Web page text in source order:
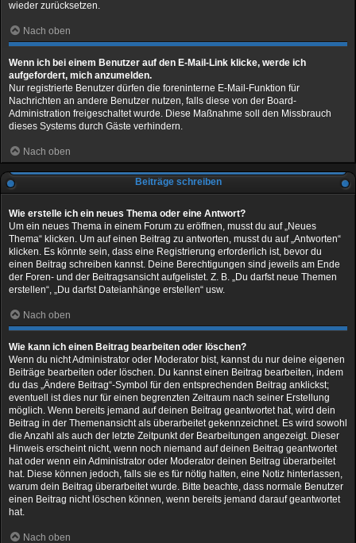
wieder zurücksetzen.
Nach oben
Wenn ich bei einem Benutzer auf den E-Mail-Link klicke, werde ich
aufgefordert, mich anzumelden.
Nur registrierte Benutzer dürfen die foreninterne E-Mail-Funktion für
Nachrichten an andere Benutzer nutzen, falls diese von der Board-
Administration freigeschaltet wurde. Diese Maßnahme soll den Missbrauch
dieses Systems durch Gäste verhindern.
Nach oben
Beiträge schreiben
Wie erstelle ich ein neues Thema oder eine Antwort?
Um ein neues Thema in einem Forum zu eröffnen, musst du auf „Neues
Thema“ klicken. Um auf einen Beitrag zu antworten, musst du auf „Antworten“
klicken. Es könnte sein, dass eine Registrierung erforderlich ist, bevor du
einen Beitrag schreiben kannst. Deine Berechtigungen sind jeweils am Ende
der Foren- und der Beitragsansicht aufgelistet. Z. B. „Du darfst neue Themen
erstellen“, „Du darfst Dateianhänge erstellen“ usw.
Nach oben
Wie kann ich einen Beitrag bearbeiten oder löschen?
Wenn du nicht Administrator oder Moderator bist, kannst du nur deine eigenen
Beiträge bearbeiten oder löschen. Du kannst einen Beitrag bearbeiten, indem
du das „Ändere Beitrag“-Symbol für den entsprechenden Beitrag anklickst;
eventuell ist dies nur für einen begrenzten Zeitraum nach seiner Erstellung
möglich. Wenn bereits jemand auf deinen Beitrag geantwortet hat, wird dein
Beitrag in der Themenansicht als überarbeitet gekennzeichnet. Es wird sowohl
die Anzahl als auch der letzte Zeitpunkt der Bearbeitungen angezeigt. Dieser
Hinweis erscheint nicht, wenn noch niemand auf deinen Beitrag geantwortet
hat oder wenn ein Administrator oder Moderator deinen Beitrag überarbeitet
hat. Diese können jedoch, falls sie es für nötig halten, eine Notiz hinterlassen,
warum dein Beitrag überarbeitet wurde. Bitte beachte, dass normale Benutzer
einen Beitrag nicht löschen können, wenn bereits jemand darauf geantwortet
hat.
Nach oben